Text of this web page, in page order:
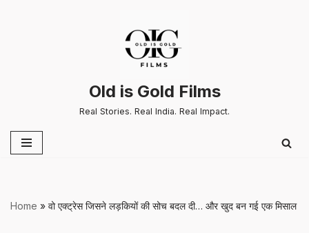
Old is Gold Films
Real Stories. Real India. Real Impact.
Home » वो एक्ट्रेस जिसने लड़कियों की सोच बदल दी… और खुद बन गई एक मिसाल